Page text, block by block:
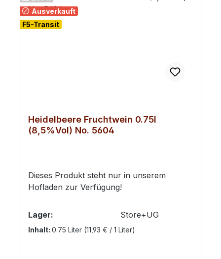
Backwaren, Desserts oder
Aromatisierungen)Technische Zwecke, z.
B. zur Reinigung oder Desinfektion*
vorgesehen ist.Sicherheitshinweise:Nicht
unverdünnt genießen – nur verdünnt oder
Ausverkauft
F5-Transit
Heidelbeere Fruchtwein 0.75l
(8,5%Vol) No. 5604
Dieses Produkt steht nur in unserem
Hofladen zur Verfügung!
Lager: Store+UG
Inhalt: 0.75 Liter (11,93 € / 1 Liter)